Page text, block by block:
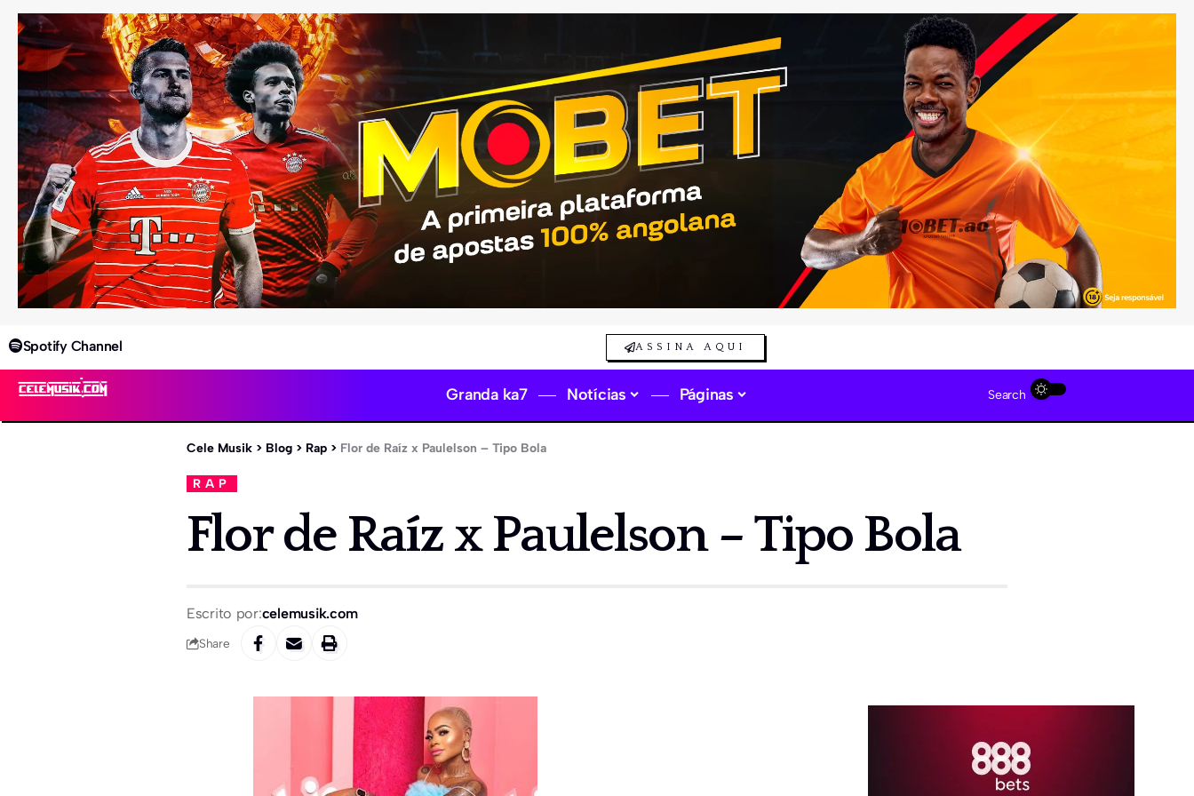
Spotify Channel ASSINA AQUI
Granda ka7 Notícias Páginas Search
Cele Musik > Blog > Rap > Flor de Raíz x Paulelson – Tipo Bola
RAP
Flor de Raíz x Paulelson – Tipo Bola
Escrito por:celemusik.com
Share